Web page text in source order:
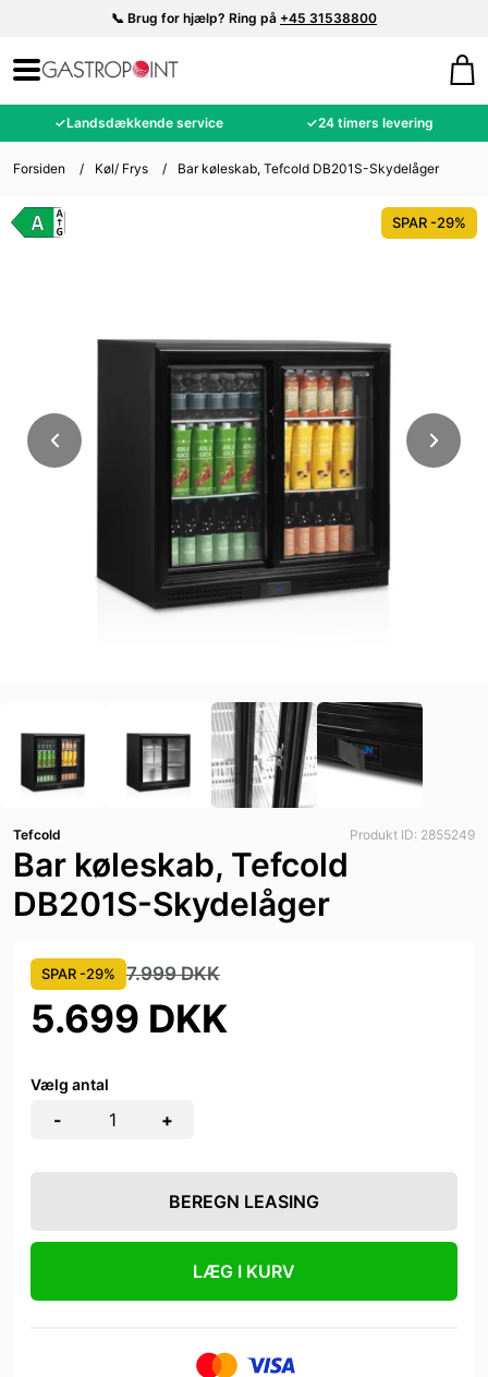
📞 Brug for hjælp? Ring på +45 31538800
✓Landsdækkende service ✓24 timers levering
Forsiden / Køl/ Frys / Bar køleskab, Tefcold DB201S-Skydelåger
SPAR -29%
Tefcold Produkt ID: 2855249
Bar køleskab, Tefcold
DB201S-Skydelåger
SPAR -29% 7.999 DKK
5.699 DKK
Vælg antal
- +
BEREGN LEASING
LÆG I KURV